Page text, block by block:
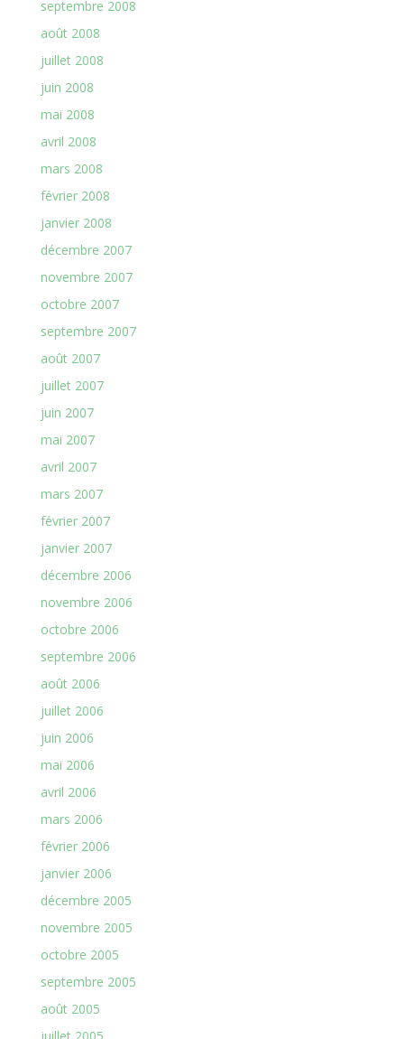
septembre 2008
août 2008
juillet 2008
juin 2008
mai 2008
avril 2008
mars 2008
février 2008
janvier 2008
décembre 2007
novembre 2007
octobre 2007
septembre 2007
août 2007
juillet 2007
juin 2007
mai 2007
avril 2007
mars 2007
février 2007
janvier 2007
décembre 2006
novembre 2006
octobre 2006
septembre 2006
août 2006
juillet 2006
juin 2006
mai 2006
avril 2006
mars 2006
février 2006
janvier 2006
décembre 2005
novembre 2005
octobre 2005
septembre 2005
août 2005